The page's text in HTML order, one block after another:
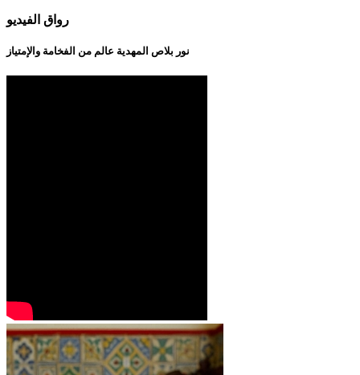
رواق الفيديو
نور بلاص المهدية عالم من الفخامة والإمتياز